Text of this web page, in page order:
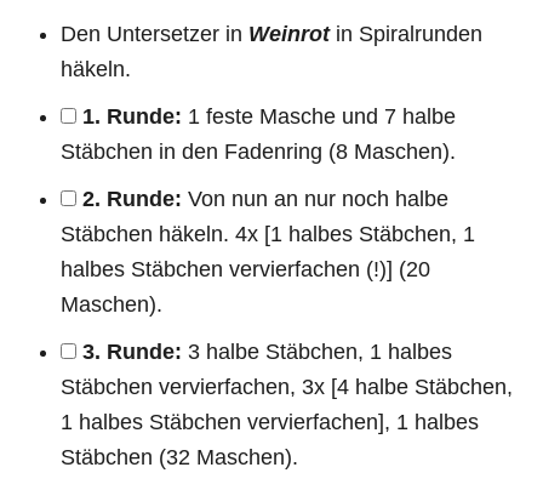
Den Untersetzer in Weinrotin Spiralrunden
häkeln.
1. Runde: 1 feste Masche und 7 halbe
Stäbchen in den Fadenring (8 Maschen).
2. Runde: Von nun an nur noch halbe
Stäbchen häkeln. 4x [1 halbes Stäbchen, 1
halbes Stäbchen vervierfachen (!)] (20
Maschen).
3. Runde: 3 halbe Stäbchen, 1 halbes
Stäbchen vervierfachen, 3x [4 halbe Stäbchen,
1 halbes Stäbchen vervierfachen], 1 halbes
Stäbchen (32 Maschen).